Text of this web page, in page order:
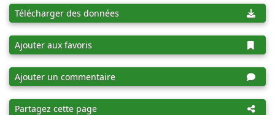
Télécharger des données
Ajouter aux favoris
Ajouter un commentaire
Partagez cette page